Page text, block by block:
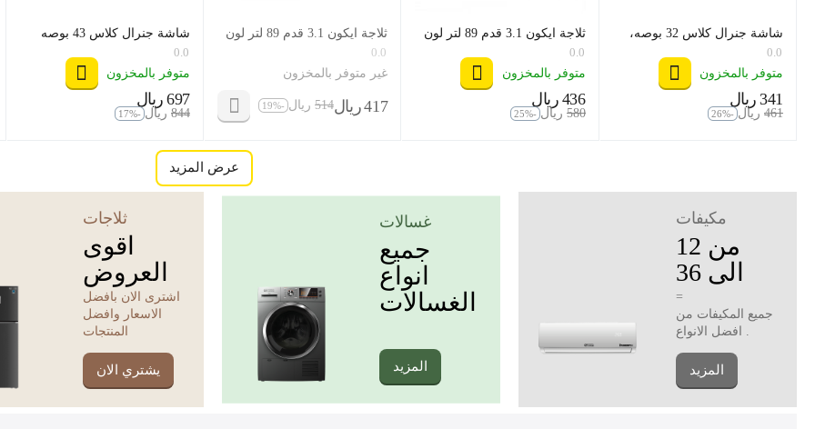
شاشة جنرال كلاس 32 بوصه،
موديل 32US6000
0.0
متوفر بالمخزون
ريال ‎‍341‍
ريال ‍461‍
-26%
ثلاجة ايكون 3.1 قدم 89 لتر لون
استيل موديل icn1-121
0.0
متوفر بالمخزون
ريال ‍436‍
ريال ‍580‍
-25%
ثلاجة ايكون 3.1 قدم 89 لتر لون
ابيض موديل icn1-121
0.0
غير متوفر بالمخزون
ريال ‎‍417‍ ريال ‍514‍
-19%
شاشة جنرال كلاس 43 بوصه
اسمارت ، موديل 43US8000
0.0
متوفر بالمخزون
ريال ‎‍697‍
ريال ‎‍844‍
-17%
عرض المزيد
مكيفات
من 12
الى 36
=
جميع المكيفات من
افضل الانواع .
المزيد
غسالات
جميع
انواع
الغسالات
المزيد
ثلاجات
اقوى
العروض
اشترى الان بافضل
الاسعار وافضل
المنتجات
يشتري الان